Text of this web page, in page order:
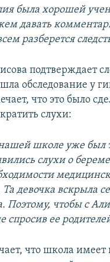
была хорошей
давать
разберется
подтверждает
обследование у
что это было
слухи:
школе уже был
слухи о
девочка вскрыла
Поэтому, чтобы с
спросив ее
что школа имеет